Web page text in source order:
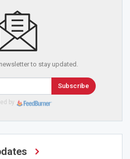
to stay updated.
Subscribe
by